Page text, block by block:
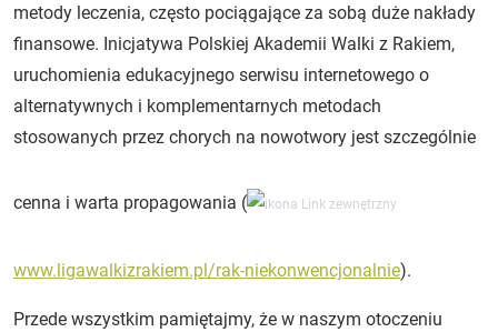
metody leczenia, często pociągające za sobą duże nakłady
finansowe. Inicjatywa Polskiej Akademii Walki z Rakiem,
uruchomienia edukacyjnego serwisu internetowego o
alternatywnych i komplementarnych metodach
stosowanych przez chorych na nowotwory jest szczególnie
cenna i warta propagowania (
www.ligawalkizrakiem.pl/rak-niekonwencjonalnie).
Przede wszystkim pamiętajmy, że w naszym otoczeniu